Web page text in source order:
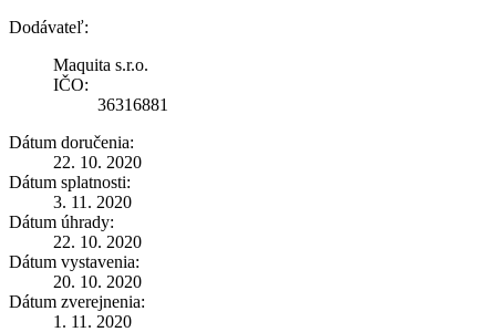
Dodávateľ:
Maquita s.r.o.
IČO:
36316881
Dátum doručenia:
22. 10. 2020
Dátum splatnosti:
3. 11. 2020
Dátum úhrady:
22. 10. 2020
Dátum vystavenia:
20. 10. 2020
Dátum zverejnenia:
1. 11. 2020